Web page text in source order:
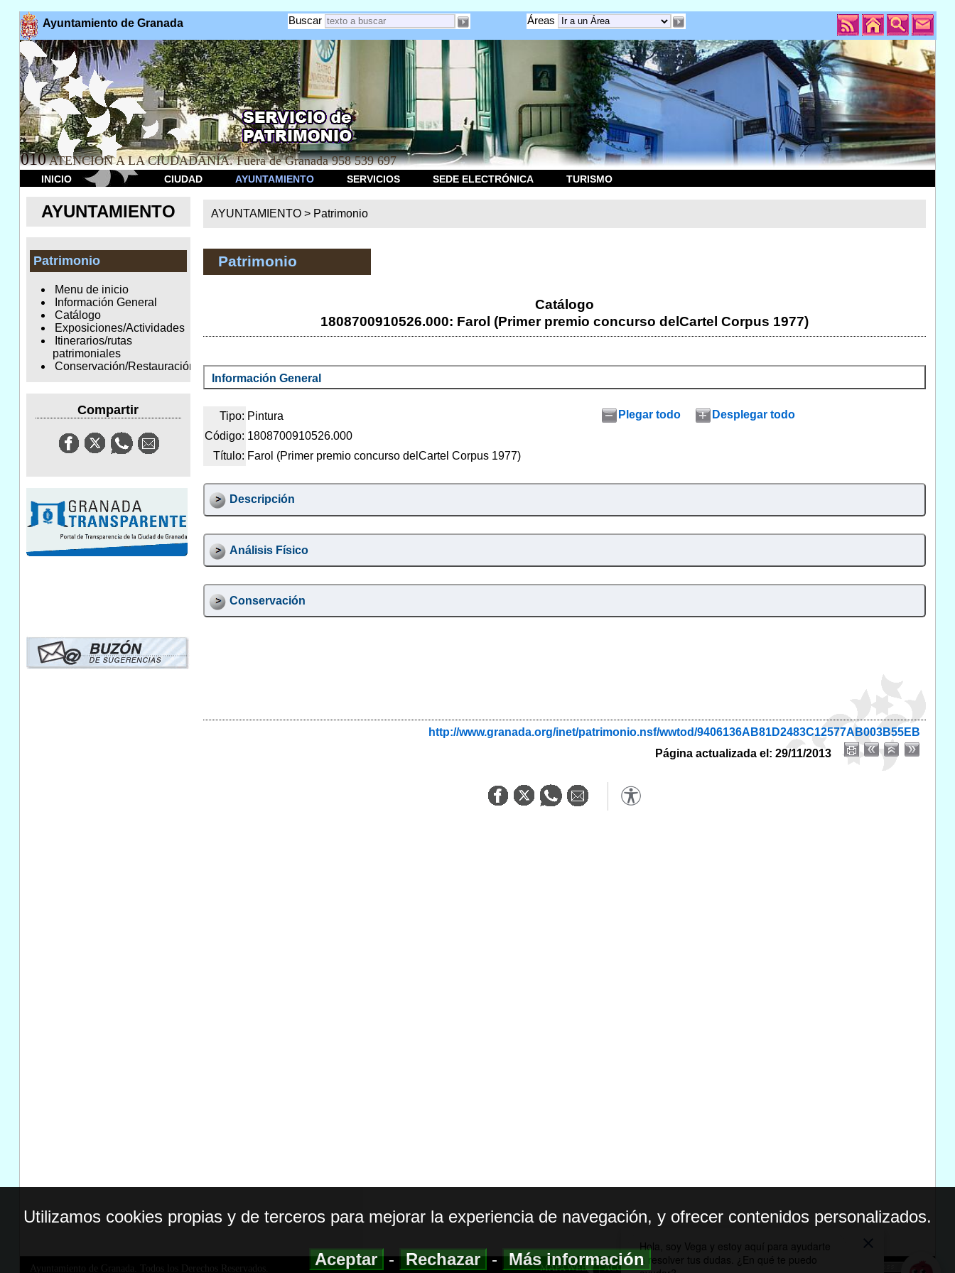
Ayuntamiento de Granada Áreas
Buscar
010 ATENCION A LA CIUDADANÍA. Fuera de Granada 958 539 697
INICIO CIUDAD AYUNTAMIENTO SERVICIOS SEDE ELECTRÓNICA TURISMO
AYUNTAMIENTO
Patrimonio
Menu de inicio
Información General
Catálogo
Exposiciones/Actividades
Itinerarios/rutas
patrimoniales
Conservación/Restauración
Compartir
AYUNTAMIENTO > Patrimonio
Patrimonio
Catálogo
1808700910526.000: Farol (Primer premio concurso delCartel Corpus 1977)
Información General
Tipo: Pintura
Código: 1808700910526.000
Título: Farol (Primer premio concurso delCartel Corpus 1977)
Plegar todo Desplegar todo
Descripción
Análisis Físico
Conservación
http://www.granada.org/inet/patrimonio.nsf/wwtod/9406136AB81D2483C12577AB003B55EB
Página actualizada el: 29/11/2013
Ayuntamiento de Granada. Todos los Derechos Reservados. MAPA WEB|ACCESIBILIDAD
Utilizamos cookies propias y de terceros para mejorar la experiencia de navegación, y ofrecer contenidos personalizados.
Aceptar-Rechazar-Más información